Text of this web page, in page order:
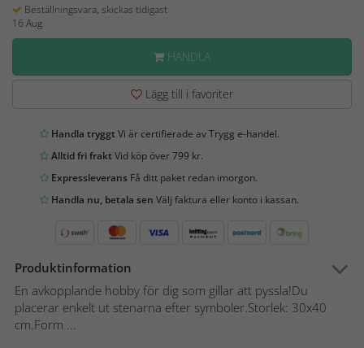
Beställningsvara, skickas tidigast
16 Aug
HANDLA
Lägg till i favoriter
Handla tryggtVi är certifierade av Trygg e-handel.
Alltid fri fraktVid köp över 799 kr.
Expressleverans Få ditt paket redan imorgon.
Handla nu, betala sen Välj faktura eller konto i kassan.
Produktinformation
En avkopplande hobby för dig som gillar att pyssla!Du
placerar enkelt ut stenarna efter symboler.Storlek: 30x40
cm.Form ...